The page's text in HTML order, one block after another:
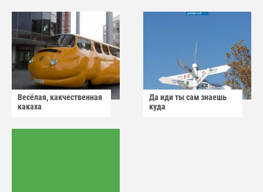
Весёлая, какчественная
какаха
Да иди ты сам знаешь
куда